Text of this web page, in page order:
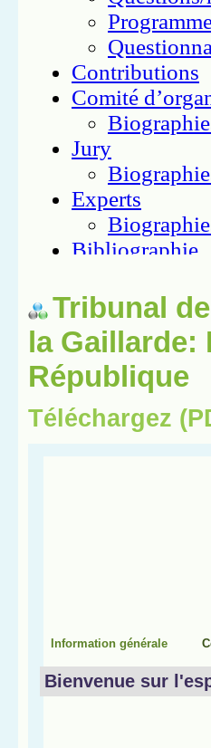
Tribunal
la Gaillarde:
République
Téléchargez